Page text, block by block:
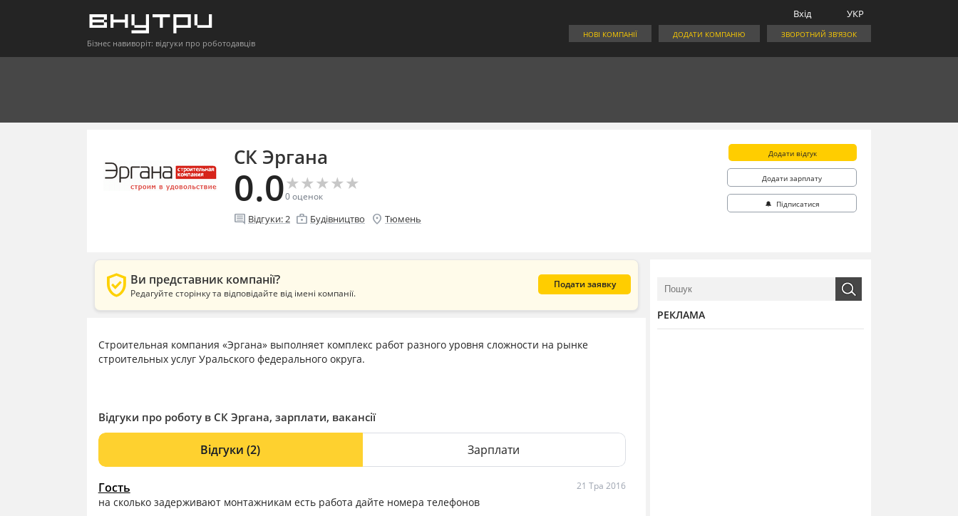
Бізнес навиворіт: відгуки про роботодавців
УКР
Вхід
ЗВОРОТНИЙ ЗВ'ЯЗОК
ДОДАТИ КОМПАНІЮ
НОВІ КОМПАНІЇ
СК Эргана
0.0★
★★
★★
★★
★★
★
0оценок
comment Відгуки:2 enterprise Будівництво location_on Тюмень
Додати відгук
Додати зарплату
🔔 Підписатися
verified_user Ви представник компанії?
Редагуйте сторінку та відповідайте від імені компанії.
Подати заявку
Строительная компания «Эргана» выполняет комплекс работ разного уровня сложности на рынке
строительных услуг Уральского федерального округа.
Відгуки про роботу в СК Эргана, зарплати, вакансії
Відгуки(2) Зарплати
Гость 21 Тра 2016
на сколько задерживают монтажникам есть работа дайте номера телефонов
РЕКЛАМА